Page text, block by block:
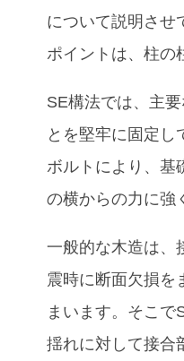
について説明させ
ポイントは、柱の
SE構法では、主
とを堅牢に固定し
ボルトにより、基
の横からの力に強
一般的な木造は、
震時に断面欠損を
まいます。そこで
揺れに対して接合